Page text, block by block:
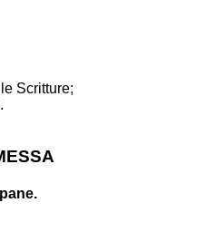
Scritture;